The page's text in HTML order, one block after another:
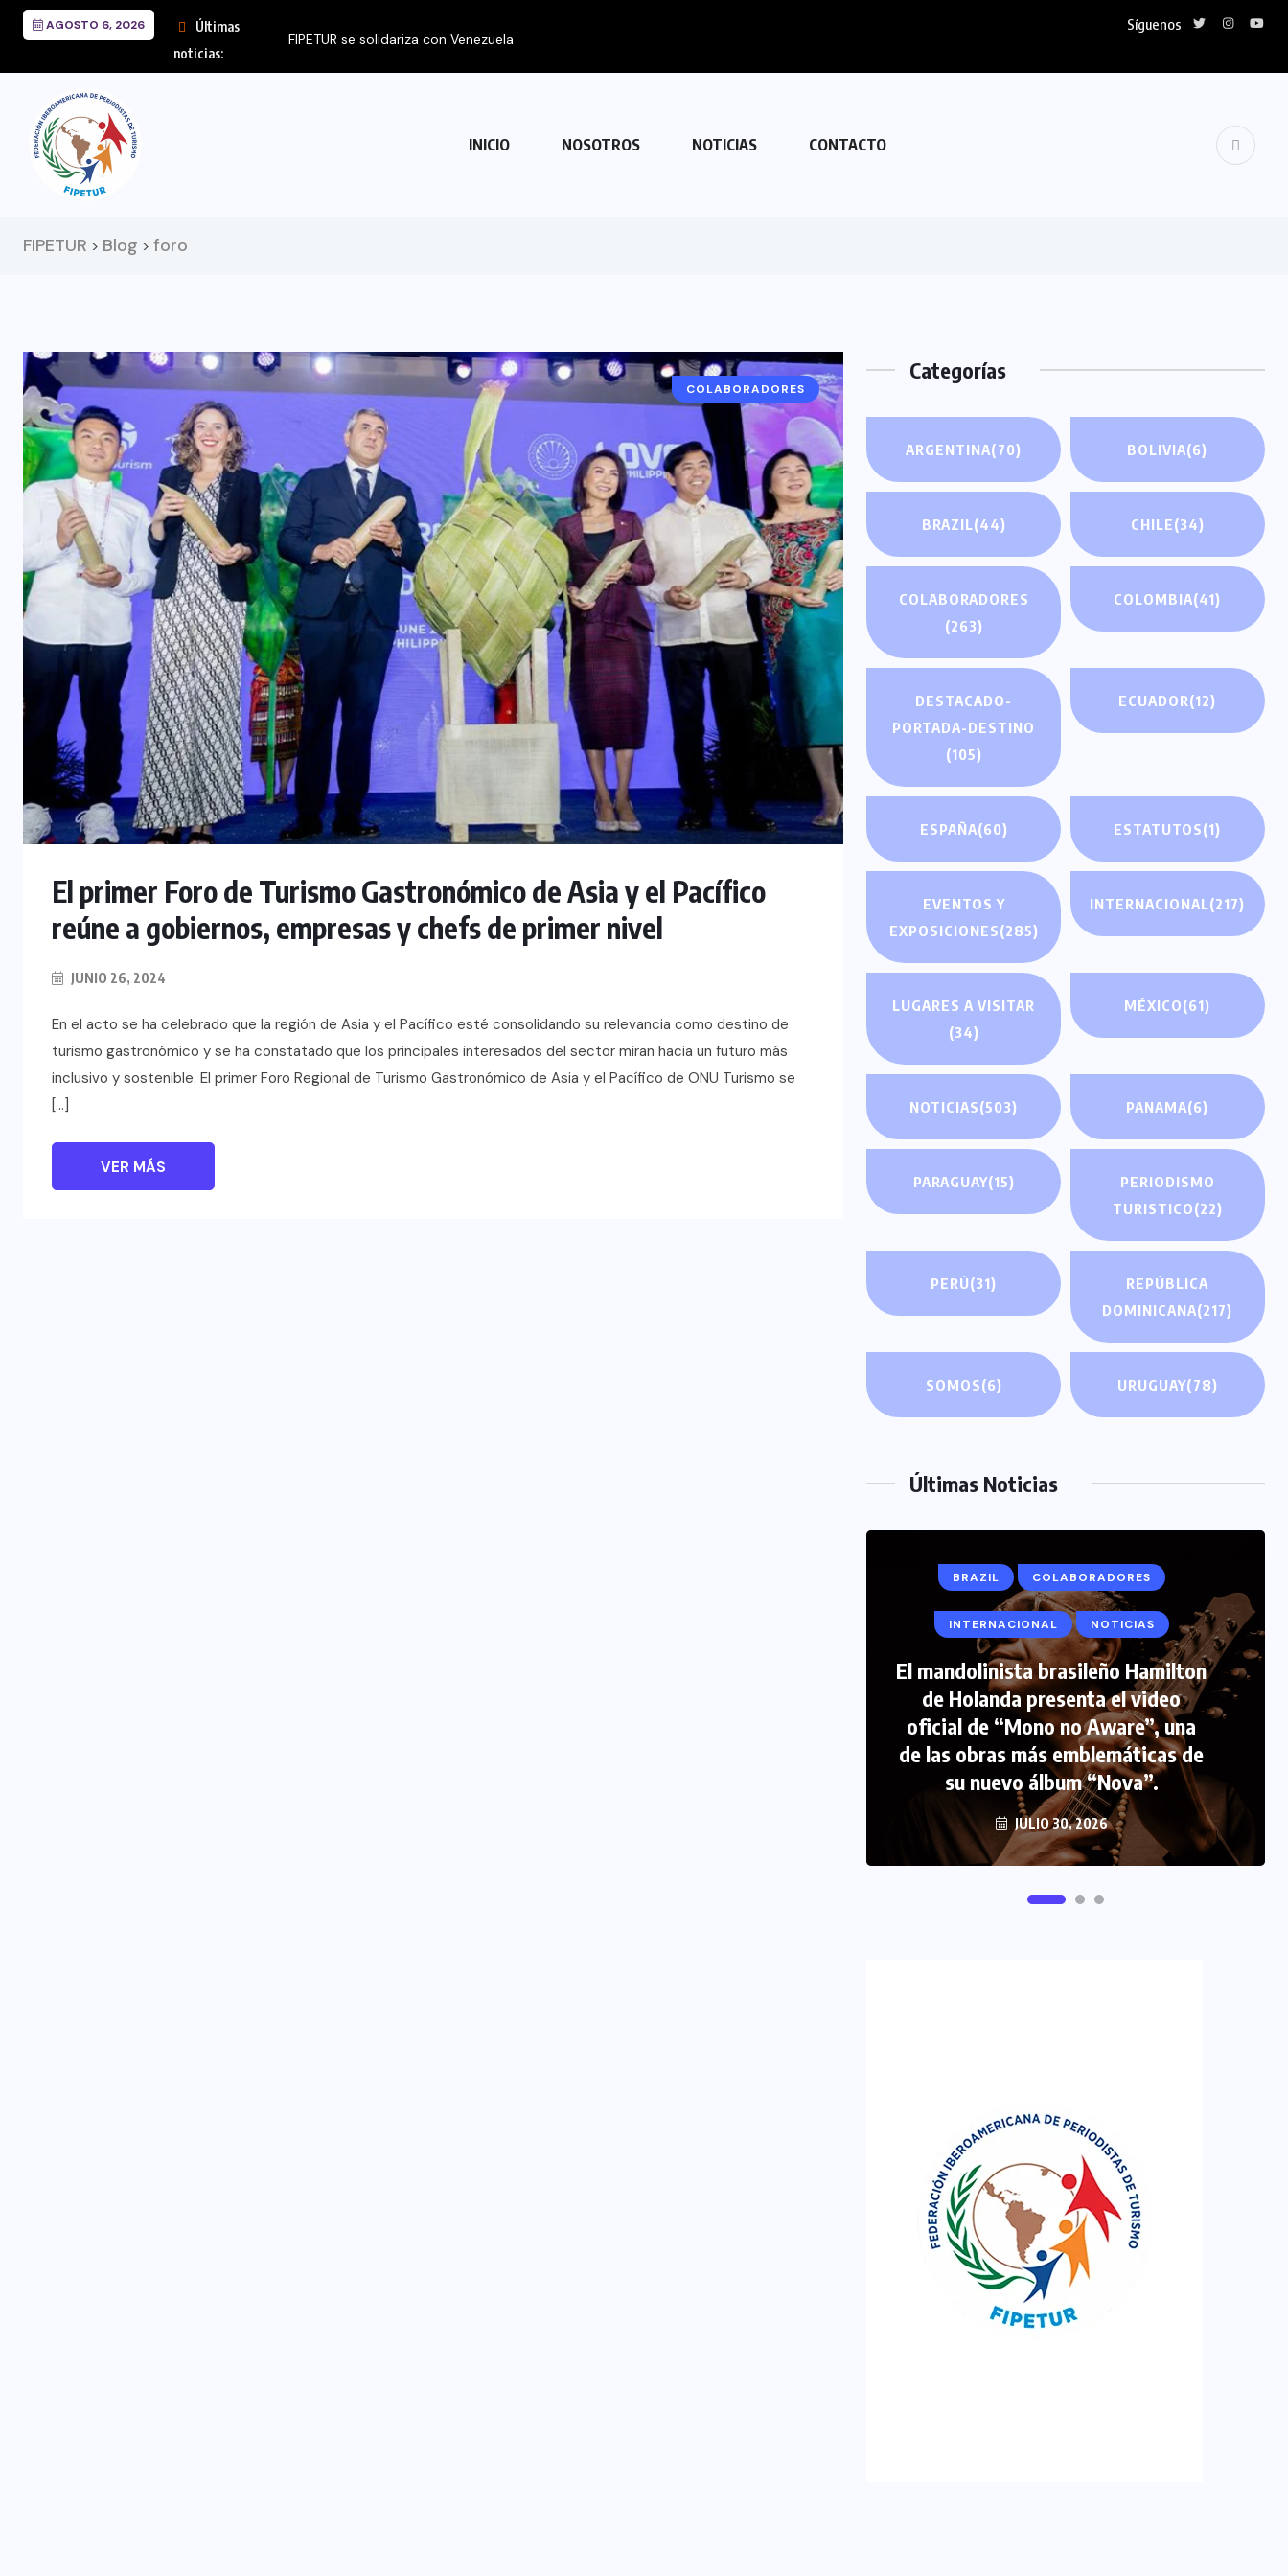
AGOSTO 6, 2026
Últimas
noticias:
FIPETUR se solidariza con Venezuela
Síguenos
INICIO NOSOTROS NOTICIAS CONTACTO
FIPETUR > Blog > foro
COLABORADORES
El primer Foro de Turismo Gastronómico de Asia y el Pacífico
reúne a gobiernos, empresas y chefs de primer nivel
JUNIO 26, 2024
En el acto se ha celebrado que la región de Asia y el Pacífico esté consolidando su relevancia como destino de
turismo gastronómico y se ha constatado que los principales interesados del sector miran hacia un futuro más
inclusivo y sostenible. El primer Foro Regional de Turismo Gastronómico de Asia y el Pacífico de ONU Turismo se
[…]
VER MÁS
Categorías
ARGENTINA(70) BOLIVIA(6)
BRAZIL(44) CHILE(34)
COLABORADORES
(263)
COLOMBIA(41)
DESTACADO-
PORTADA-DESTINO
(105)
ECUADOR(12)
ESPAÑA(60) ESTATUTOS(1)
EVENTOS Y
EXPOSICIONES(285)
INTERNACIONAL(217)
LUGARES A VISITAR
(34)
MÉXICO(61)
NOTICIAS(503) PANAMA(6)
PARAGUAY(15)
PERIODISMO
TURISTICO(22)
PERÚ(31)
REPÚBLICA
DOMINICANA(217)
SOMOS(6) URUGUAY(78)
Últimas Noticias
BRAZIL COLABORADORES
INTERNACIONAL NOTICIAS
El mandolinista brasileño Hamilton
de Holanda presenta el video
oficial de “Mono no Aware”, una
de las obras más emblemáticas de
su nuevo álbum “Nova”.
JULIO 30, 2026
COLABORADORES INTERNACIONAL
NOTICIAS PERIODISMO TURISTICO
FIPETUR se solidariza con
Venezuela
JUNIO 29, 2026